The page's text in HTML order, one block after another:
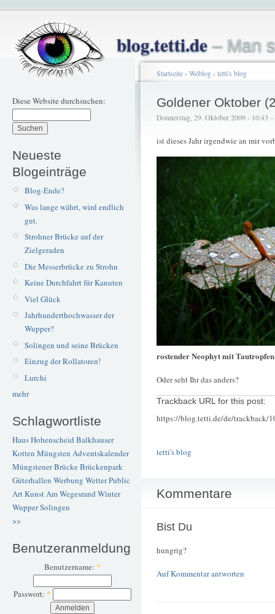
blog.tetti.de– Man
Diese Website durchsuchen:
Neueste
Blogeinträge
Blog-Ende?
Was lange währt, wird endlich
gut.
Strohner Brücke auf der
Zielgeraden
Die Messerbrücke zu Strohn
Keine Durchfahrt für Kanuten
Viel Glück
Jahrhunderthochwasser der
Wupper?
Solingen und seine Brücken
Einzug der Rollatoren!
Lurchi
mehr
Schlagwortliste
Haus Hohenscheid Balkhauser
Kotten Müngsten Adventskalender
Müngstener BrückeBrückenpark
Güterhallen Werbung WetterPublic
ArtKunstAm Wegesrand Winter
WupperSolingen
>>
Benutzeranmeldung
Benutzername: *
Passwort: *
Startseite› Weblog› tetti's blog
Goldener Oktober
Donnerstag, 29. Oktober 2009 - 10:43
ist dieses Jahr irgendwie an mir
rostender Neophyt mit
Oder seht Ihr das anders?
Trackback URL for this post:
https://blog.tetti.de/de/trackback/
tetti's blog
Kommentare
Bist Du
hungrig?
Auf Kommentar antworten